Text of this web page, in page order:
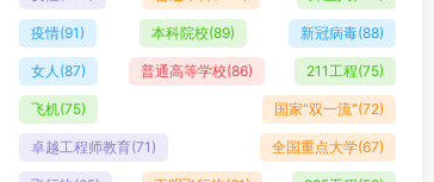
疫情(91) 本科院校(89) 新冠病毒(88)
女人 (87) 普通高等学校(86) 211工程(75)
飞机(75) 国家“双一流”(72)
卓越工程师教育(71) 全国重点大学(67)